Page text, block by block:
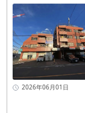
を組みや
ます。
客単価、リ
ーの居抜
オケ設備
す。 スケ
にかかる
作・設備
量・換気
ック、カ
2026年06月01日